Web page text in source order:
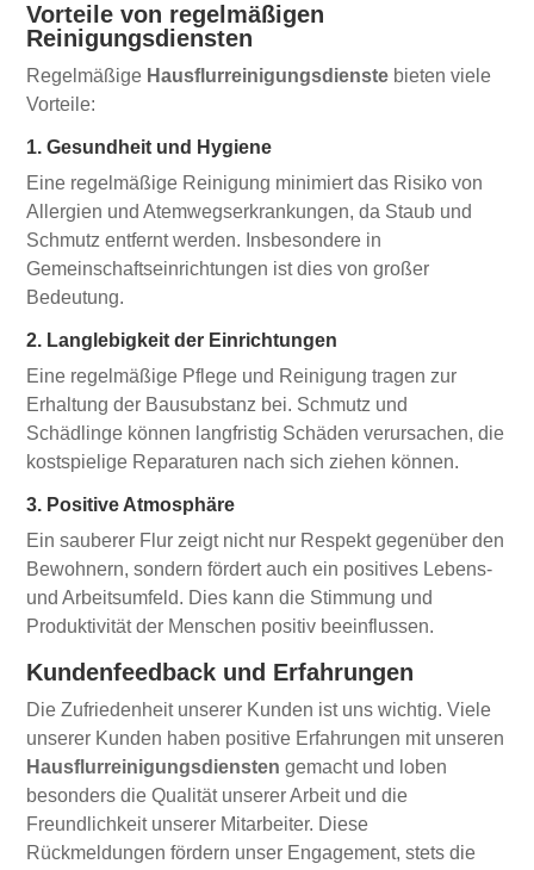
Vorteile von regelmäßigen
Reinigungsdiensten
Regelmäßige Hausflurreinigungsdienste bieten viele
Vorteile:
1. Gesundheit und Hygiene
Eine regelmäßige Reinigung minimiert das Risiko von
Allergien und Atemwegserkrankungen, da Staub und
Schmutz entfernt werden. Insbesondere in
Gemeinschaftseinrichtungen ist dies von großer
Bedeutung.
2. Langlebigkeit der Einrichtungen
Eine regelmäßige Pflege und Reinigung tragen zur
Erhaltung der Bausubstanz bei. Schmutz und
Schädlinge können langfristig Schäden verursachen, die
kostspielige Reparaturen nach sich ziehen können.
3. Positive Atmosphäre
Ein sauberer Flur zeigt nicht nur Respekt gegenüber den
Bewohnern, sondern fördert auch ein positives Lebens-
und Arbeitsumfeld. Dies kann die Stimmung und
Produktivität der Menschen positiv beeinflussen.
Kundenfeedback und Erfahrungen
Die Zufriedenheit unserer Kunden ist uns wichtig. Viele
unserer Kunden haben positive Erfahrungen mit unseren
Hausflurreinigungsdiensten gemacht und loben
besonders die Qualität unserer Arbeit und die
Freundlichkeit unserer Mitarbeiter. Diese
Rückmeldungen fördern unser Engagement, stets die